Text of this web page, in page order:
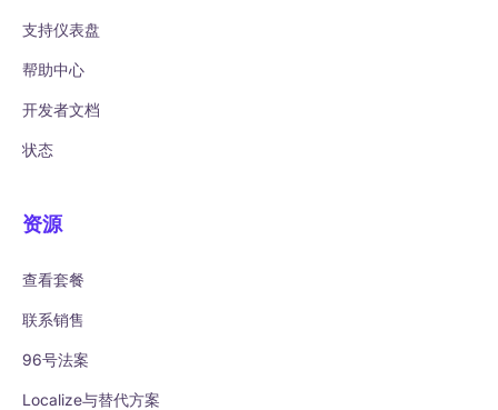
支持仪表盘
帮助中心
开发者文档
状态
资源
查看套餐
联系销售
96号法案
Localize与替代方案